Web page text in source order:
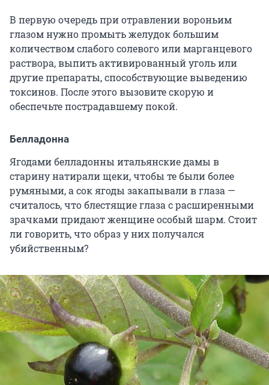
В первую очередь при отравлении вороньим
глазом нужно промыть желудок большим
количеством слабого солевого или марганцевого
раствора, выпить активированный уголь или
другие препараты, способствующие выведению
токсинов. После этого вызовите скорую и
обеспечьте пострадавшему покой.
Белладонна
Ягодами белладонны итальянские дамы в
старину натирали щеки, чтобы те были более
румяными, а сок ягоды закапывали в глаза —
считалось, что блестящие глаза с расширенными
зрачками придают женщине особый шарм. Стоит
ли говорить, что образ у них получался
убийственным?